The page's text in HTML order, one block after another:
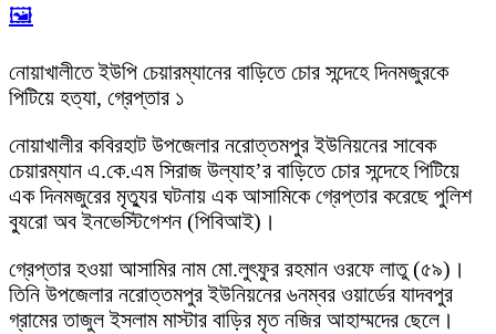
🖼️
নোয়াখালীতে ইউপি চেয়ারম্যানের বাড়িতে চোর সন্দেহে দিনমজুরকে
পিটিয়ে হত্যা, গ্রেপ্তার ১
নোয়াখালীর কবিরহাট উপজেলার নরোত্তমপুর ইউনিয়নের সাবেক
চেয়ারম্যান এ.কে.এম সিরাজ উল্যাহ’র বাড়িতে চোর সন্দেহে পিটিয়ে
এক দিনমজুরের মৃত্যুর ঘটনায় এক আসামিকে গ্রেপ্তার করেছে পুলিশ
ব্যুরো অব ইনভেস্টিগেশন (পিবিআই)।
গ্রেপ্তার হওয়া আসামির নাম মো.লুৎফুর রহমান ওরফে লাতু (৫৯)।
তিনি উপজেলার নরোত্তমপুর ইউনিয়নের ৬নম্বর ওয়ার্ডের যাদবপুর
গ্রামের তাজুল ইসলাম মাস্টার বাড়ির মৃত নজির আহাম্মদের ছেলে।